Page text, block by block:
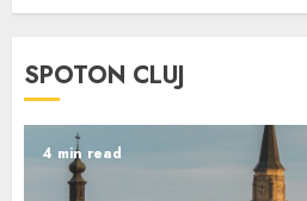
SPOTON CLUJ
4 min read